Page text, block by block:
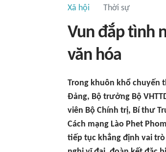
Xã hội Thời sự
Vun đắp tình
văn hóa
Trong khuôn khổ chuyến
Đảng, Bộ trưởng Bộ
viên Bộ Chính trị, Bí thư
Cách mạng Lào Phet
tiếp tục khẳng định vai